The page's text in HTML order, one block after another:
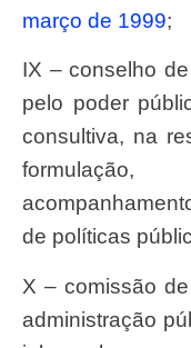
março de 1999;
IX – conselho de política pública: órgão criado
pelo poder
consultiva, na
de políticas
X – comissão de seleção: órgão colegiado da
administração